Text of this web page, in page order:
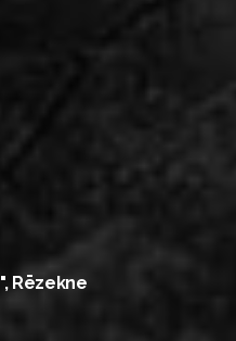
Rēzekne